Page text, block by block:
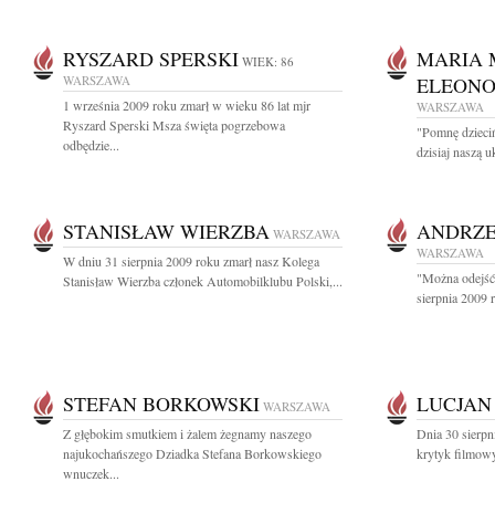
RYSZARD SPERSKI WIEK: 86
WARSZAWA
1 września 2009 roku zmarł w wieku 86 lat mjr
Ryszard Sperski Msza święta pogrzebowa
odbędzie...
MARIA
WARSZAWA
"Pomnę
dzisiaj naszą
STANISŁAW WIERZBA WARSZAWA
W dniu 31 sierpnia 2009 roku zmarł nasz Kolega
Stanisław Wierzba członek Automobilklubu Polski,...
WARSZAWA
"Można
sierpnia 2009
STEFAN BORKOWSKI WARSZAWA
Z głębokim smutkiem i żalem żegnamy naszego
najukochańszego Dziadka Stefana Borkowskiego
wnuczek...
Dnia 30
krytyk